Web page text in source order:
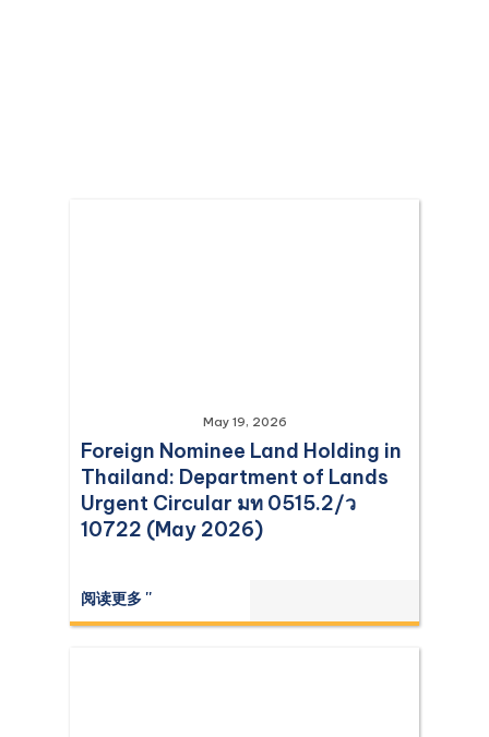
May 19, 2026
Foreign Nominee Land Holding in
Thailand: Department of Lands
Urgent Circular มท 0515.2/ว
10722 (May 2026)
阅读更多 ''